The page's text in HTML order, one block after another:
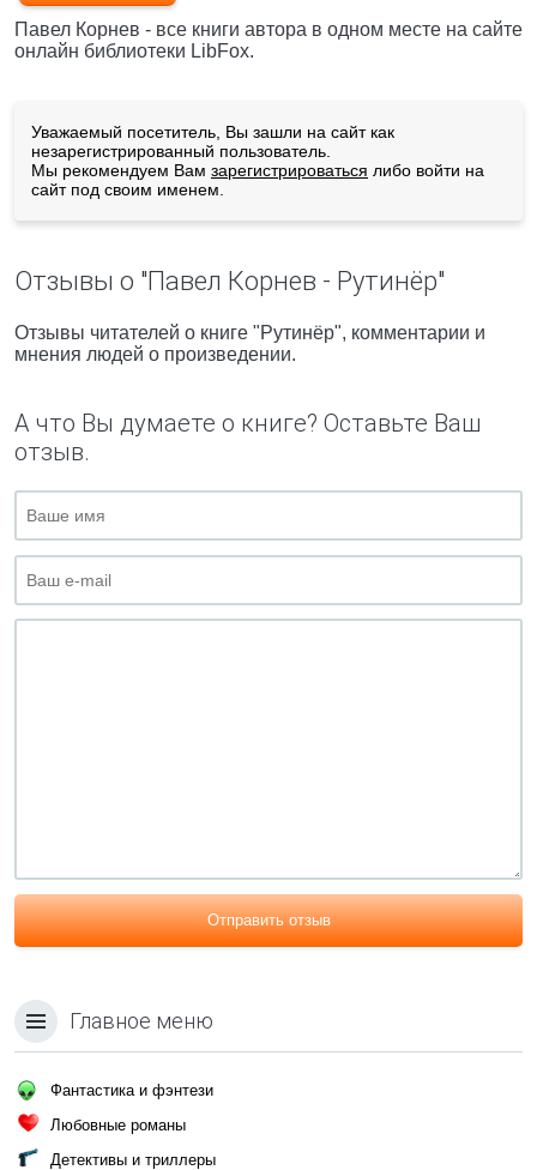
Павел Корнев - все книги автора в одном месте на сайте
онлайн библиотеки LibFox.
Уважаемый посетитель, Вы зашли на сайт как
незарегистрированный пользователь.
Мы рекомендуем Вам зарегистрироваться либо войти на
сайт под своим именем.
Отзывы о "Павел Корнев - Рутинёр"
Отзывы читателей о книге "Рутинёр", комментарии и
мнения людей о произведении.
А что Вы думаете о книге? Оставьте Ваш
отзыв.
Отправить отзыв
Главное меню
Фантастика и фэнтези
Любовные романы
Детективы и триллеры